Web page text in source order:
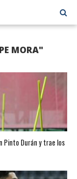
MORA"
Pinto Durán y trae los